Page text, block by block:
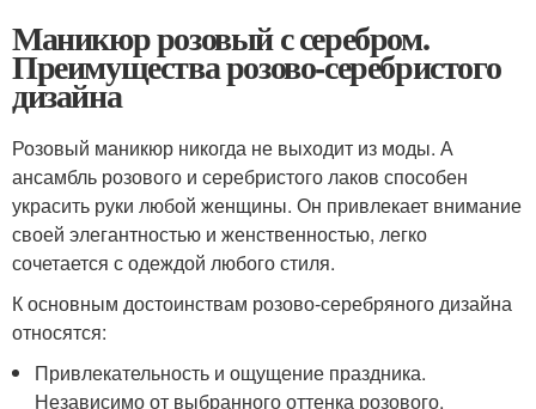
Маникюр розовый с серебром.
Преимущества розово-серебристого
дизайна
Розовый маникюр никогда не выходит из моды. А
ансамбль розового и серебристого лаков способен
украсить руки любой женщины. Он привлекает внимание
своей элегантностью и женственностью, легко
сочетается с одеждой любого стиля.
К основным достоинствам розово-серебряного дизайна
относятся:
Привлекательность и ощущение праздника.
Независимо от выбранного оттенка розового,